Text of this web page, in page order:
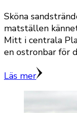
Sköna
matställen
Mitt i centrala
en ostronbar för
Läs mer